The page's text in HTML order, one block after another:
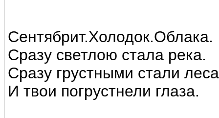
Сентябрит.Холодок.Облака.
Сразу светлою стала река.
Сразу грустными стали
И твои погрустнели глаза.